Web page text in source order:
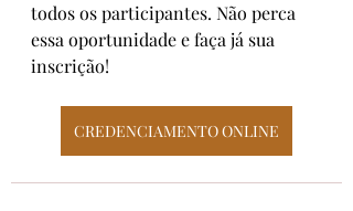
todos os participantes. Não perca
essa oportunidade e faça já sua
inscrição!
CREDENCIAMENTO ONLINE